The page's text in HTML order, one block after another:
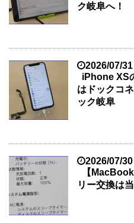
ク岐阜へ！
2026/07/31
iPhone XS
はドックコ
ック岐阜
2026/07/30
【
リー交換は